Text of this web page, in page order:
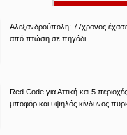
Αλεξανδρούπολη: 77χρονος
από πτώση σε πηγάδι
Red Code για Αττική και 5
μποφόρ και υψηλός κίνδυνος